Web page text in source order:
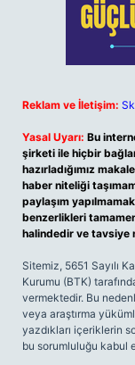
Reklam ve İletişim:
Yasal Uyarı: Bu
şirketi ile hiçbir
hazırladığımız
haber niteliği
paylaşım
benzerlikleri
halindedir ve tavsiye
Sitemiz, 5651 Sayılı
Kurumu (BTK)
vermektedir. Bu
veya araştırma
yazdıkları içeriklerin
bu sorumluluğu kabul